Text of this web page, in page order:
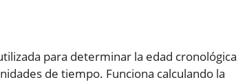
para determinar la edad cronológica
de tiempo. Funciona calculando la